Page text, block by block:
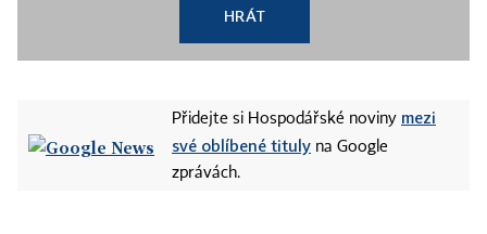
HRÁT
Přidejte si Hospodářské noviny mezi
své oblíbené tituly na Google
zprávách.